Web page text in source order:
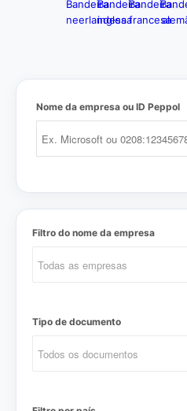
Nome da empresa ou ID Peppol
Filtro do nome da empresa
Tipo de documento